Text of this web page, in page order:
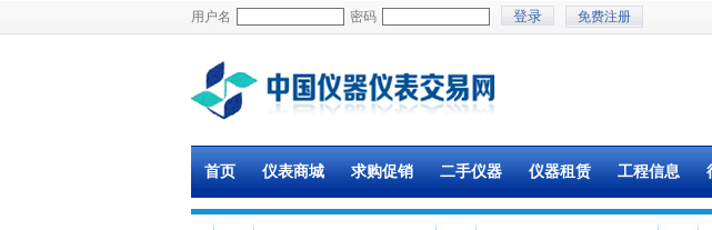
用户名 密码 免费注册
首页 仪表商城 求购促销 二手仪器 仪器租赁 工程信息